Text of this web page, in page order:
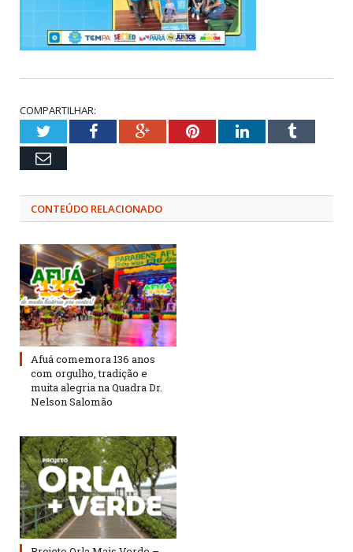
COMPARTILHAR:
TwitterFacebookGoogle+PinterestLinkedInTumblr
Email
CONTEÚDO RELACIONADO
Afuá comemora 136 anos
com orgulho, tradição e
muita alegria na Quadra Dr.
Nelson Salomão